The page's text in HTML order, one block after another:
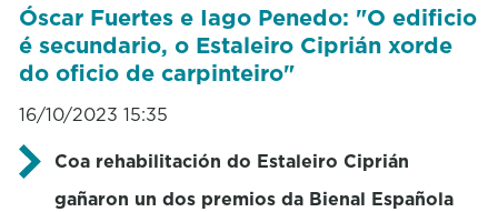
Óscar Fuertes e Iago Penedo: "O edificio
é secundario, o Estaleiro Ciprián xorde
do oficio de carpinteiro"
16/10/2023 15:35
Coa rehabilitación do Estaleiro Ciprián
gañaron un dos premios da Bienal Española